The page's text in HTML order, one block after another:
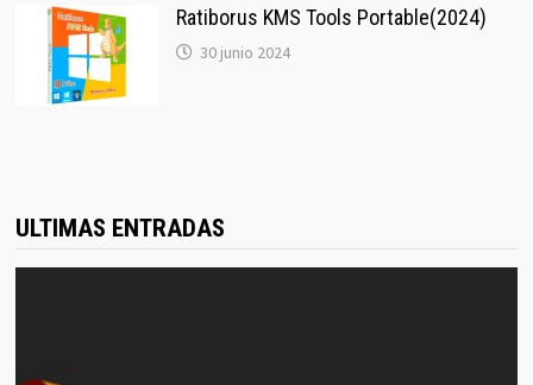
Ratiborus KMS Tools Portable(2024)
30 junio 2024
ULTIMAS ENTRADAS